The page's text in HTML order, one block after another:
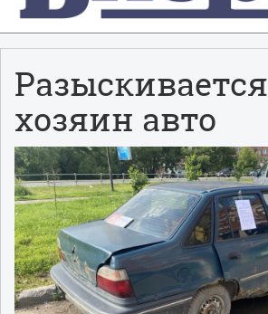
Разыскивается
хозяин авто